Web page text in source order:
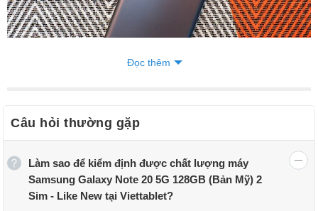
Viettablet hiện đang là một trong những đơn vị tiên phong nhập
dòng sản phẩm Note 20 5G bản Mỹ đã qua sử dụng về để phục vụ
nhu cầu sử dụng của khách hàng với mức giá cực kì cạnh tranh.
Đừng quên cửa hàng luôn có nhiều chương trình khuyến mãi,
chính sáchmua trả góp Samsung Note 20 5G Mỹ 0%
Đọc thêm
Câu hỏi thường gặp
Làm sao để kiểm định được chất lượng máy
Samsung Galaxy Note 20 5G 128GB (Bản Mỹ) 2
Sim - Like New tại Viettablet?